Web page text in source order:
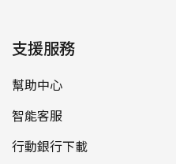
支援服務
幫助中心
智能客服
行動銀行下載